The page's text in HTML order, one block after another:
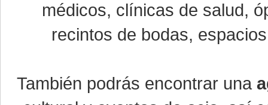
médicos, clínicas de salud,
recintos de bodas,
También podrás encontrar una